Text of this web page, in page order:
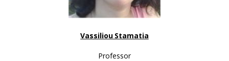
Vassiliou Stamatia
Professor